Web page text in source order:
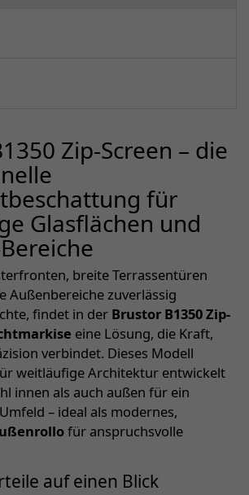
Zip-Screen – die
für
Glasflächen und
breite Terrassentüren
Außenbereiche zuverlässig
findet in der Brustor B1350 Zip-
eine Lösung, die Kraft,
verbindet. Dieses Modell
weitläufige Architektur entwickelt
innen als auch außen für ein
– ideal als modernes,
für anspruchsvolle
auf einen Blick